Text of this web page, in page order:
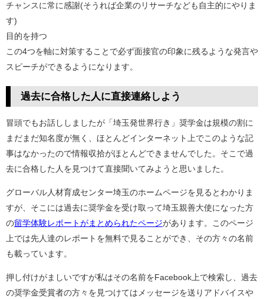
チャンスに常に感謝(そうれば企業のリサーチなども自主的にやりま
す)
目的を持つ
この4つを軸に対策することで必ず面接官の印象に残るような発言や
スピーチができるようになります。
過去に合格した人に直接連絡しよう
冒頭でもお話ししましたが「埼玉発世界行き」奨学金は規模の割に
まだまだ知名度が無く、ほとんどインターネット上でこのような記
事はなかったので情報収拾がほとんどできませんでした。そこで過
去に合格した人を見つけて直接聞いてみようと思いました。
グローバル人材育成センター埼玉のホームページを見るとわかりま
すが、そこには過去に奨学金を受け取って埼玉親善大使になった方
の留学体験レポートがまとめられたページがあります。このページ
上では先人達のレポートを無料で見ることができ、その方々の名前
も載っています。
押し付けがましいですが私はその名前をFacebook上で検索し、過去
の奨学金受賞者の方々を見つけてはメッセージを送りアドバイスや